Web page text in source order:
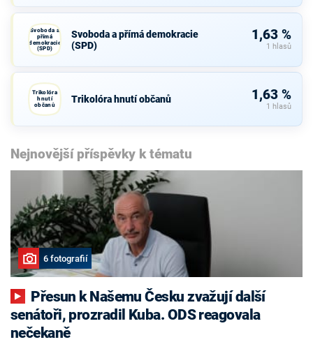
Svoboda a
přímá
demokracie
(SPD)
Svoboda a přímá demokracie
(SPD)
1,63 %
1 hlasů
Trikolóra
hnutí
občanů
Trikolóra hnutí občanů 1,63 %
1 hlasů
Nejnovější příspěvky k tématu
6 fotografií
senátoři, prozradil Kuba. ODS reagovala
nečekaně